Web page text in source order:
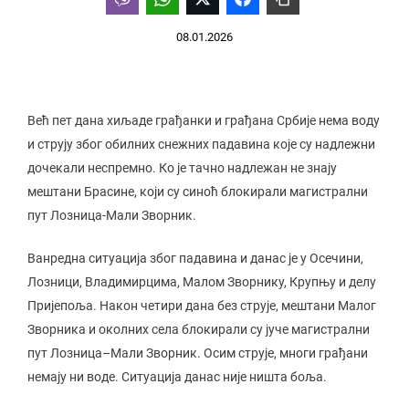
08.01.2026
Већ пет дана хиљаде грађанки и грађана Србије нема воду
и струју због обилних снежних падавина које су надлежни
дочекали неспремно. Ко је тачно надлежан не знају
мештани Брасине, који су синоћ блокирали магистрални
пут Лозница-Мали Зворник.
Ванредна ситуација због падавина и данас је у Осечини,
Лозници, Владимирцима, Малом Зворнику, Крупњу и делу
Пријепоља. Након четири дана без струје, мештани Малог
Зворника и околних села блокирали су јуче магистрални
пут Лозница–Мали Зворник. Осим струје, многи грађани
немају ни воде. Ситуација данас није ништа боља.